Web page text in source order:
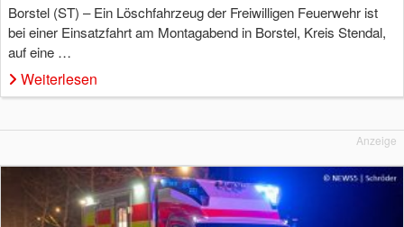
Borstel (ST) – Ein Löschfahrzeug der Freiwilligen Feuerwehr ist
bei einer Einsatzfahrt am Montagabend in Borstel, Kreis Stendal,
auf eine …
Weiterlesen
Anzeige